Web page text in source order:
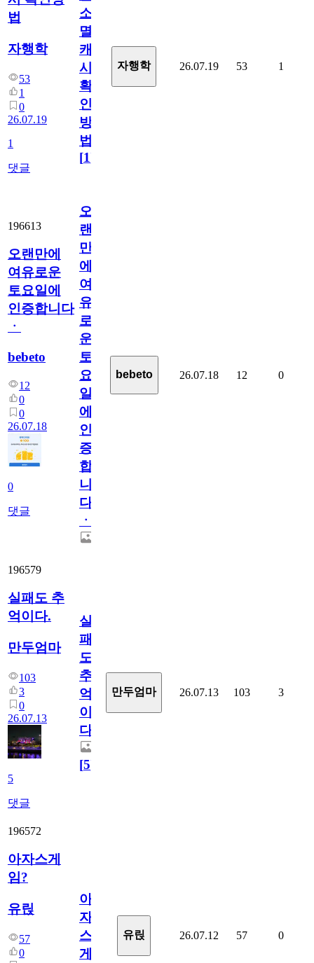
법
자행학
53
1
0
26.07.19
1
댓글
소
멸
캐
시
확
인
방
법
[1]
자행학 26.07.19 53 1
196613
오랜만에
여유로운
토요일에
인증합니다
ㆍ
bebeto
12
0
0
26.07.18
0
댓글
오
랜
만
에
여
유
로
운
토
요
일
에
인
증
합
니
다
ㆍ
bebeto 26.07.18 12 0
196579
실패도 추
억이다.
만두엄마
103
3
0
26.07.13
5
댓글
실
패
도
추
억
이
다.
[5]
만두엄마 26.07.13 103 3
196572
아자스게
임?
유릱
57
0
아
자
스
게
유릱 26.07.12 57 0